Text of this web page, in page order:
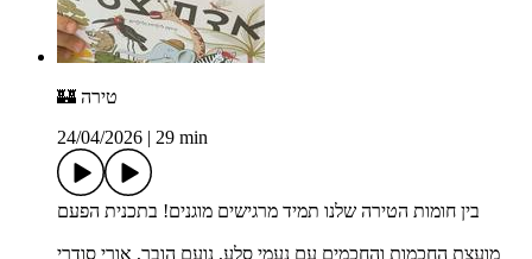
🏰 טירה
24/04/2026
29 min
בין חומות הטירה שלנו תמיד מרגישים מוגנים! בתכנית הפעם
מועצת החכמות והחכמים עם נעמי סלע, נועם הובר, אורי סודרי